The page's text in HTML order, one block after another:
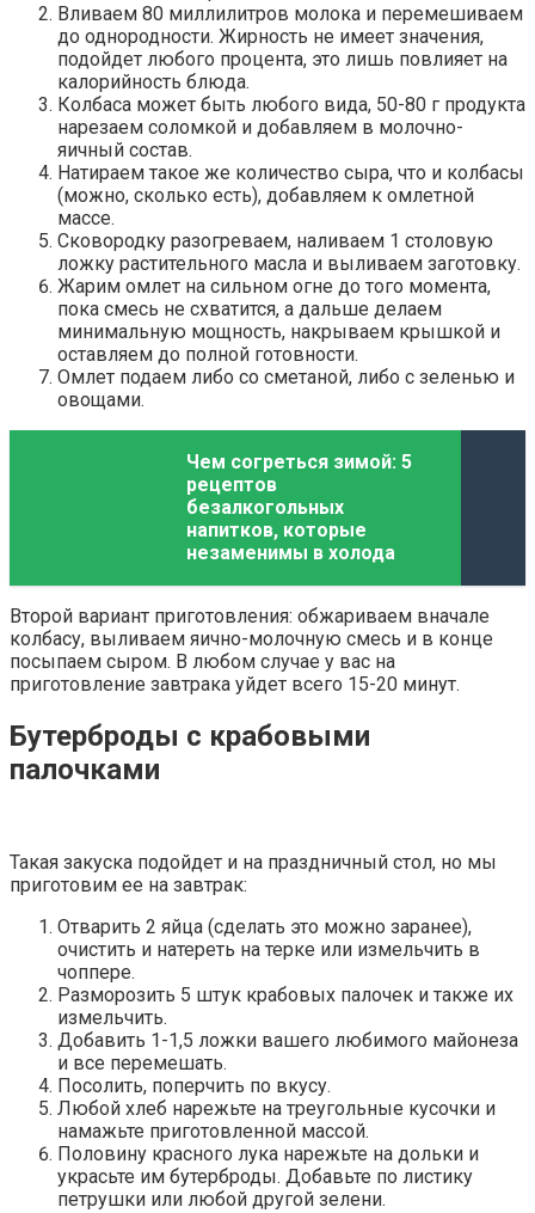
Вливаем 80 миллилитров молока и перемешиваем
до однородности. Жирность не имеет значения,
подойдет любого процента, это лишь повлияет на
калорийность блюда.
Колбаса может быть любого вида, 50-80 г продукта
нарезаем соломкой и добавляем в молочно-
яичный состав.
Натираем такое же количество сыра, что и колбасы
(можно, сколько есть), добавляем к омлетной
массе.
Сковородку разогреваем, наливаем 1 столовую
ложку растительного масла и выливаем заготовку.
Жарим омлет на сильном огне до того момента,
пока смесь не схватится, а дальше делаем
минимальную мощность, накрываем крышкой и
оставляем до полной готовности.
Омлет подаем либо со сметаной, либо с зеленью и
овощами.
Чем согреться зимой: 5
рецептов
безалкогольных
напитков, которые
незаменимы в холода
Второй вариант приготовления: обжариваем вначале
колбасу, выливаем яично-молочную смесь и в конце
посыпаем сыром. В любом случае у вас на
приготовление завтрака уйдет всего 15-20 минут.
Бутерброды с крабовыми
палочками
Такая закуска подойдет и на праздничный стол, но мы
приготовим ее на завтрак:
Отварить 2 яйца (сделать это можно заранее),
очистить и натереть на терке или измельчить в
чоппере.
Разморозить 5 штук крабовых палочек и также их
измельчить.
Добавить 1-1,5 ложки вашего любимого майонеза
и все перемешать.
Посолить, поперчить по вкусу.
Любой хлеб нарежьте на треугольные кусочки и
намажьте приготовленной массой.
Половину красного лука нарежьте на дольки и
украсьте им бутерброды. Добавьте по листику
петрушки или любой другой зелени.